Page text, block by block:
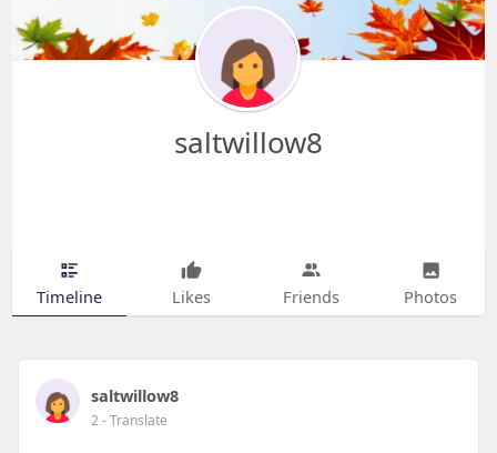
saltwillow8
Timeline Likes Friends Photos
saltwillow8
2- Translate